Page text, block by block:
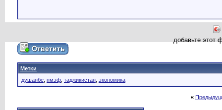
добавьте этот
Метки
душанбе пмэф таджикистан экономика
«